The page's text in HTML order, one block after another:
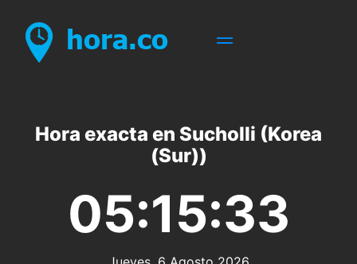
Hora exacta en Sucholli (Korea
(Sur))
05:15:33